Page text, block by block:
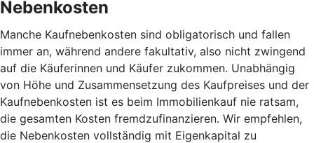
Nebenkosten
Manche Kaufnebenkosten sind obligatorisch und fallen
immer an, während andere fakultativ, also nicht zwingend
auf die Käuferinnen und Käufer zukommen. Unabhängig
von Höhe und Zusammensetzung des Kaufpreises und der
Kaufnebenkosten ist es beim Immobilienkauf nie ratsam,
die gesamten Kosten fremdzufinanzieren. Wir empfehlen,
die Nebenkosten vollständig mit Eigenkapital zu